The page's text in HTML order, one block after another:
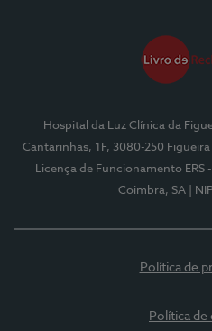
Hospital da Luz Clínica da
Cantarinhas, 1F, 3080-250 Figueira
Licença de Funcionamento ERS
Coimbra, SA
|
Política de
Política de